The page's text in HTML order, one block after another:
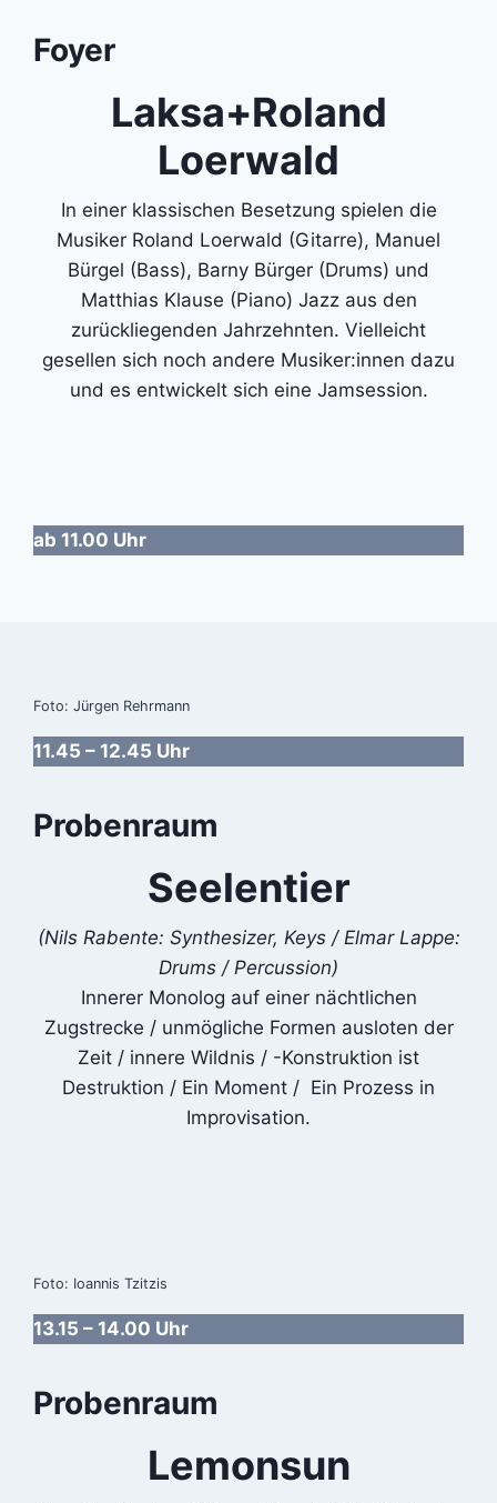
Foyer
Laksa+Roland
Loerwald
In einer klassischen Besetzung spielen die
Musiker Roland Loerwald (Gitarre), Manuel
Bürgel (Bass), Barny Bürger (Drums) und
Matthias Klause (Piano) Jazz aus den
zurückliegenden Jahrzehnten. Vielleicht
gesellen sich noch andere Musiker:innen dazu
und es entwickelt sich eine Jamsession.
ab 11.00 Uhr
Foto: Jürgen Rehrmann
11.45 – 12.45 Uhr
Probenraum
Seelentier
(Nils Rabente: Synthesizer, Keys / Elmar Lappe:
Drums / Percussion)
Innerer Monolog auf einer nächtlichen
Zugstrecke / unmögliche Formen ausloten der
Zeit / innere Wildnis / -Konstruktion ist
Destruktion / Ein Moment / Ein Prozess in
Improvisation.
Foto: Ioannis Tzitzis
13.15 – 14.00 Uhr
Probenraum
Lemonsun